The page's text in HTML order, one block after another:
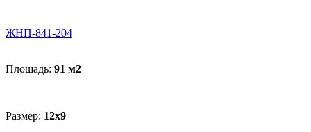
ЖНП-841-204
Площадь: 91 м2
Размер: 12х9